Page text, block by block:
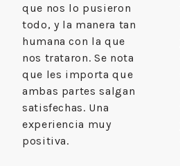
que nos lo pusieron
todo, y la manera tan
humana con la que
nos trataron. Se nota
que les importa que
ambas partes salgan
satisfechas. Una
experiencia muy
positiva.